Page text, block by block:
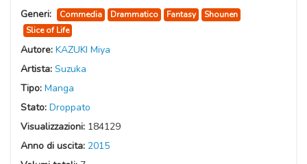
Generi:
Commedia Drammatico Fantasy
Shounen
Slice of Life
Autore: KAZUKI Miya
Artista: Suzuka
Tipo: Manga
Stato: Droppato
Visualizzazioni: 184129
Anno di uscita: 2015